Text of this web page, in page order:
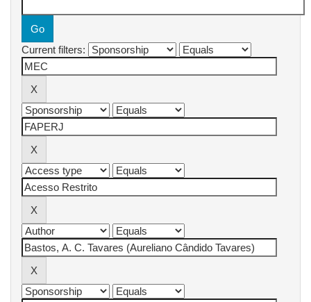
Current filters: